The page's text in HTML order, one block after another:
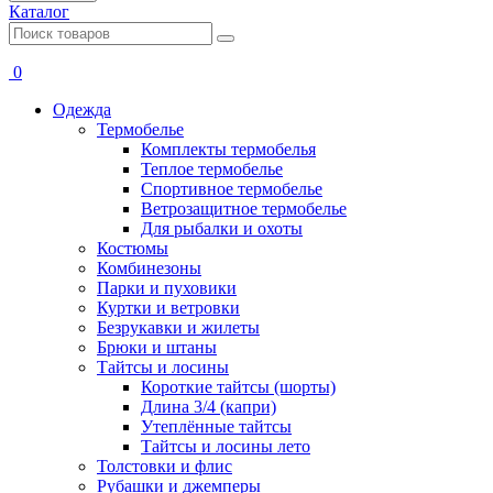
Каталог
0
Одежда
Термобелье
Комплекты термобелья
Теплое термобелье
Спортивное термобелье
Ветрозащитное термобелье
Для рыбалки и охоты
Костюмы
Комбинезоны
Парки и пуховики
Куртки и ветровки
Безрукавки и жилеты
Брюки и штаны
Тайтсы и лосины
Короткие тайтсы (шорты)
Длина 3/4 (капри)
Утеплённые тайтсы
Тайтсы и лосины лето
Толстовки и флис
Рубашки и джемперы